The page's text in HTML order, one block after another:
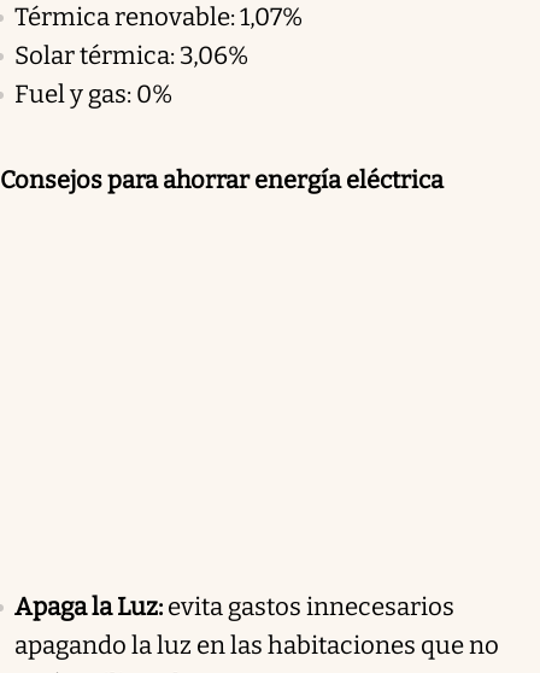
Térmica renovable: 1,07%
Solar térmica: 3,06%
Fuel y gas: 0%
Consejos para ahorrar energía eléctrica
Apaga la Luz: evita gastos innecesarios
apagando la luz en las habitaciones que no